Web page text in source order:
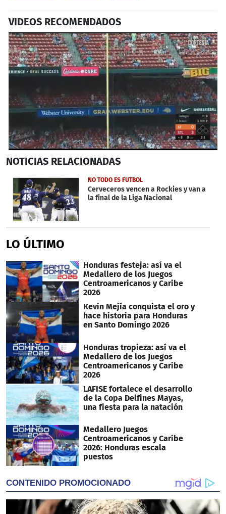
VIDEOS RECOMENDADOS
seconds
57
seconds
NOTICIAS RELACIONADAS
NO TODO ES FUTBOL
Cerveceros vencen a Rockies y van a
la final de la Liga Nacional
LO ÚLTIMO
Honduras festeja: así va el
Medallero de los Juegos
Centroamericanos y Caribe
2026
Kevin Mejía conquista el oro y
hace historia para Honduras
en Santo Domingo 2026
Honduras tropieza: así va el
Medallero de los Juegos
Centroamericanos y Caribe
2026
LAFISE fortalece el desarrollo
de la Copa Delfines Mayas,
una fiesta para la natación
Medallero Juegos
Centroamericanos y Caribe
2026: Honduras escala
puestos